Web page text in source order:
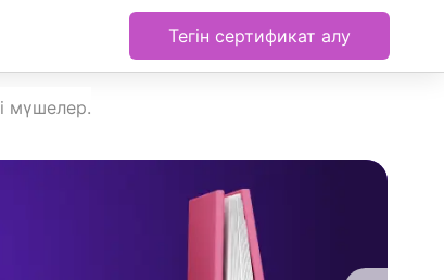
Тегін сертификат алу
мүшелер.